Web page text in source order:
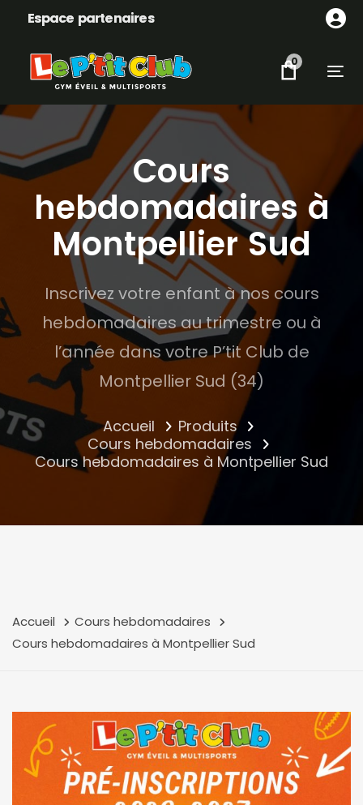
content
Espace partenaires
0
Cours
hebdomadaires à
Montpellier Sud
Inscrivez votre enfant à nos cours
hebdomadaires au trimestre ou à
l’année dans votre P’tit Club de
Montpellier Sud (34)
Accueil
Produits
Cours hebdomadaires
Cours hebdomadaires à Montpellier Sud
Accueil
Cours hebdomadaires
Cours hebdomadaires à Montpellier Sud